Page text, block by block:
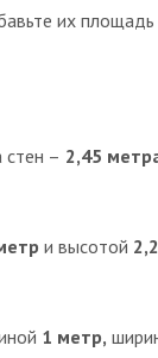
их
стен – 2,45
и высотой
1 метр,